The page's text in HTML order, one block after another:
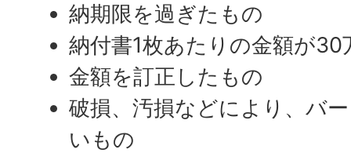
納期限を過ぎたもの
納付書1枚あたりの金額が
金額を訂正したもの
破損、汚損などにより、バ
いもの